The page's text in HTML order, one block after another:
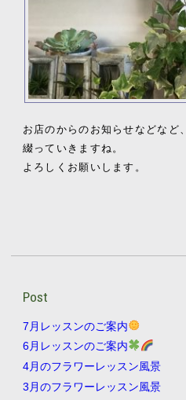
お店のからのお知らせなどなど、
綴っていきますね。
よろしくお願いします。
Post
7月レッスンのご案内
6月レッスンのご案内
4月のフラワーレッスン風景
3月のフラワーレッスン風景